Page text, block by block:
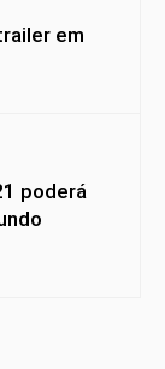
em
poderá